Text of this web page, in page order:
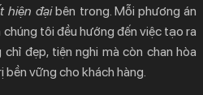
hiện đạibên trong. Mỗi phương án
chúng tôi đều hướng đến việc tạo ra
đẹp, tiện nghi mà còn chan hòa
bền vững cho khách hàng.